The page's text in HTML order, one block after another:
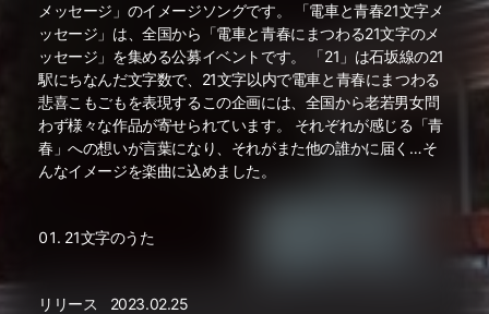
メッセージ」のイメージソングです。 「電車と青春21文字メ
ッセージ」は、全国から「電車と青春にまつわる21文字のメ
ッセージ」を集める公募イベントです。 「21」は石坂線の21
駅にちなんだ文字数で、21文字以内で電車と青春にまつわる
悲喜こもごもを表現するこの企画には、全国から老若男女問
わず様々な作品が寄せられています。 それぞれが感じる「青
春」への想いが言葉になり、それがまた他の誰かに届く…そ
んなイメージを楽曲に込めました。
21文字のうた
リリース
2023.02.25